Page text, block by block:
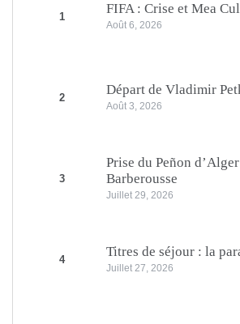
1
FIFA : Crise et Mea
Août 6, 2026
2
Départ de Vladimir
Août 3, 2026
3
Prise du Peñon
Barberousse
Juillet 29, 2026
4
Titres de séjour : la
Juillet 27, 2026